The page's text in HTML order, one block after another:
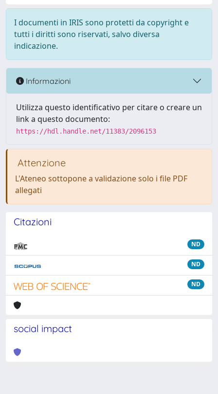
I documenti in IRIS sono protetti da copyright e
tutti i diritti sono riservati, salvo diversa
indicazione.
Informazioni
Utilizza questo identificativo per citare o creare un
link a questo documento:
https://hdl.handle.net/11383/2096153
Attenzione
L'Ateneo sottopone a validazione solo i file PDF
allegati
Citazioni
ND
ND
ND
social impact